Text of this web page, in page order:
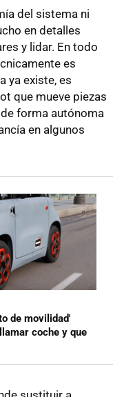
del sistema ni
en detalles
y lidar. En todo
es
ya existe, es
que mueve piezas
forma autónoma
en algunos
de movilidad'
coche y que